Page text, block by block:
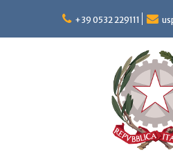
content
+39 0532 229111